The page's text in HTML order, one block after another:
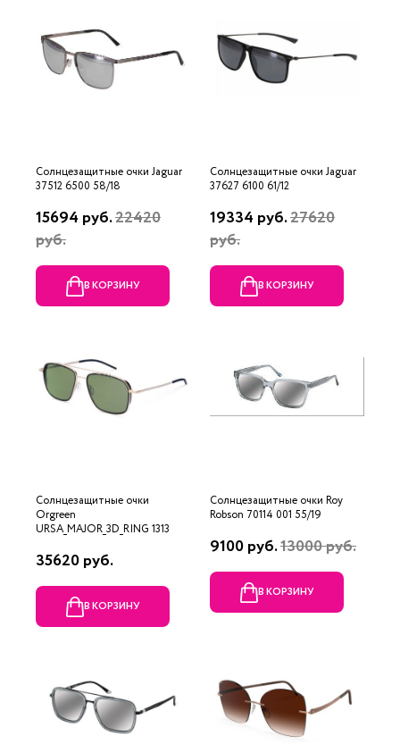
Солнцезащитные очки Jaguar
37512 6500 58/18
15694 руб.22420
руб.
В КОРЗИНУ
Солнцезащитные очки Jaguar
37627 6100 61/12
19334 руб.27620
руб.
В КОРЗИНУ
Солнцезащитные очки
Orgreen
URSA_MAJOR_3D_RING 1313
35620 руб.
В КОРЗИНУ
Солнцезащитные очки Roy
Robson 70114 001 55/19
9100 руб.13000 руб.
В КОРЗИНУ